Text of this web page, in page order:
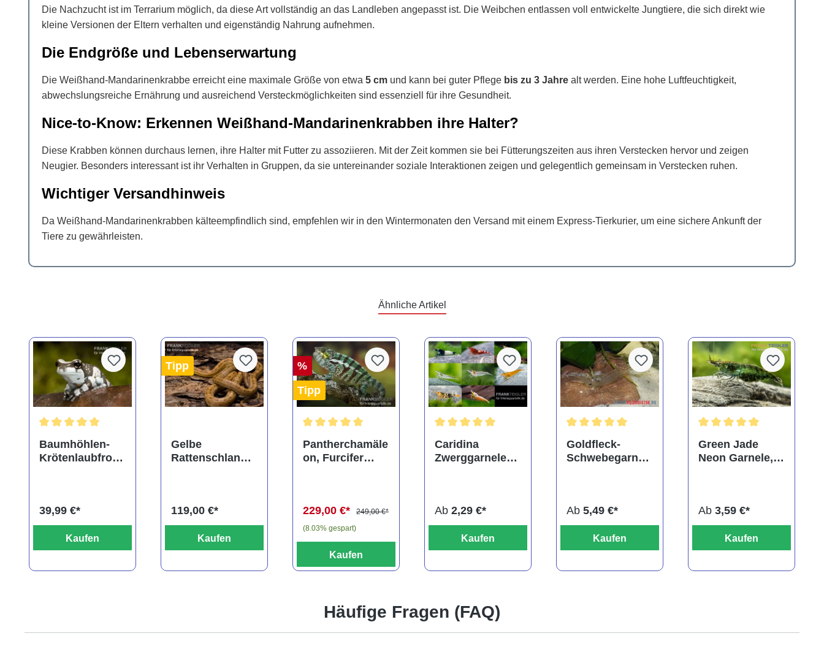
Die Nachzucht ist im Terrarium möglich, da diese Art vollständig an das Landleben angepasst ist. Die Weibchen entlassen voll entwickelte Jungtiere, die sich direkt wie
kleine Versionen der Eltern verhalten und eigenständig Nahrung aufnehmen.
Die Endgröße und Lebenserwartung
Die Weißhand-Mandarinenkrabbe erreicht eine maximale Größe von etwa 5 cm und kann bei guter Pflege bis zu 3 Jahre alt werden. Eine hohe Luftfeuchtigkeit,
abwechslungsreiche Ernährung und ausreichend Versteckmöglichkeiten sind essenziell für ihre Gesundheit.
Nice-to-Know: Erkennen Weißhand-Mandarinenkrabben ihre Halter?
Diese Krabben können durchaus lernen, ihre Halter mit Futter zu assoziieren. Mit der Zeit kommen sie bei Fütterungszeiten aus ihren Verstecken hervor und zeigen
Neugier. Besonders interessant ist ihr Verhalten in Gruppen, da sie untereinander soziale Interaktionen zeigen und gelegentlich gemeinsam in Verstecken ruhen.
Wichtiger Versandhinweis
Da Weißhand-Mandarinenkrabben kälteempfindlich sind, empfehlen wir in den Wintermonaten den Versand mit einem Express-Tierkurier, um eine sichere Ankunft der
Tiere zu gewährleisten.
Ähnliche Artikel
Durchschnittliche Bewertung von 5 von 5 Sternen
Baumhöhlen-
Krötenlaubfrosc
39,99 €*
Kaufen
Tipp
Gelbe
Rattenschlange,
119,00 €*
Kaufen
%
Tipp
Durchschnittliche Bewertung von 5 von 5 Sternen
Pantherchamäle
on, Furcifer
229,00 €*
249,00 €*
(8.03% gespart)
Kaufen
Durchschnittliche Bewertung von 5 von 5 Sternen
Caridina
Zwerggarnelen-
Ab 2,29 €*
Kaufen
Durchschnittliche Bewertung von 5 von 5 Sternen
Goldfleck-
Schwebegarnel
Ab5,49 €*
Kaufen
Durchschnittliche
Green Jade
Neon Garnele,
Ab3,59 €*
Kaufen
Häufige Fragen (FAQ)